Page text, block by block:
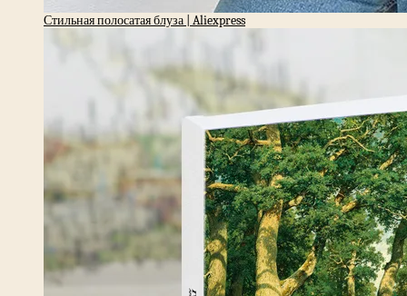
Стильная полосатая блуза | Aliexpress